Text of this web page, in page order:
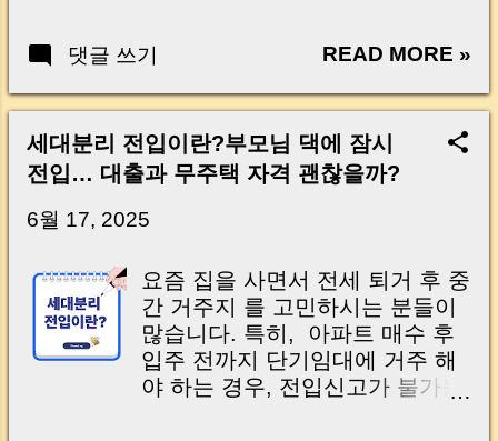
사실은 ‘구조’를 몰라서 생기는 걱정입니다. 그래
서 오늘은 잔금일에 실제로 돈이 어떻게 움직이
는지, 왜 사고가 나는지, 그리고 무엇을 꼭 준비
드리겠습니다. 이 글 하나만 제대로 이해하시면,
잔금일이 더 이상 두려운 날이 아니라 “내 집을
Introduction (Tap to expand) Have you ever
🙏) 📚 목차 열기 1. 왜 규제 강
책대출 4. 수도권 주담대 5. 신용/
생활자금 6. 시행일 7. 내게 미치
는 영향 8. 준비 방법 9. 자주 묻는
질문 10. 요약표 “어? 얼마 전까지
만 해도 8억원 대출받을 수 있다
로 어제 2025년 6월 27일 오후 8
시 , 금융위원회에서 폭탄 발표를
했습니다. 6월 28일부터 주택 관
련 대출 규제가 대폭 강화 된다는
소식인데요. 수도권 다주택자 추
가 대출? → 완전 차단 6억원 넘
댓글 쓰기 READ MORE »
세대분리 전입이란?부모님 댁에 잠시
전입… 대출과 무주택 자격 괜찮을까?
6월 17, 2025
요즘 집을 사면서 전세 퇴거 후 중
간 거주지 를 고민하시는 분들이
많습니다. 특히, 아파트 매수 후
입주 전까지 단기임대에 거주 해
야 하는 경우, 전입신고가 불가능